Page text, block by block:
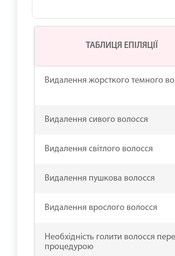
Видалення жорсткого темного
Видалення сивого волосся
Видалення світлого волосся
Видалення пушкова волосся
Видалення врослого волосся
Необхідність голити волосся
процедурою
ТАБЛИЦЯ ЕПІЛЯЦІЇ